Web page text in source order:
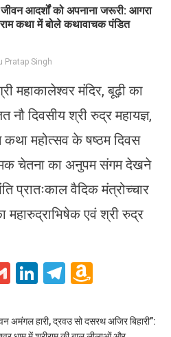
आदर्शों को अपनाना जरूरी: आगरा
कथा में बोले कथावाचक पंडित
Pratap Singh
महाकालेश्वर मंदिर, बूढ़ी का
नौ दिवसीय श्री रुद्र महायज्ञ,
कथा महोत्सव के षष्ठम दिवस
चेतना का अनुपम संगम देखने
प्रातःकाल वैदिक मंत्रोच्चार
महारुद्राभिषेक एवं श्री रुद्र
GmailLinkedIn
Telegram
List
अमंगल हारी, द्रवउ सो दसरथ अजिर बिहारी”: